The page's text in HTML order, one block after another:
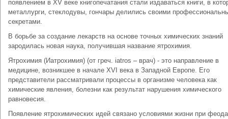
появлением в XV веке книгопечатания стали издаваться книги, в
металлурги, стеклодувы, гончары делились своими
секретами.
В борьбе за создание лекарств на основе точных химических знаний
зародилась новая наука, получившая название ятрохимия.
Ятрохимия (Иатрохимия) (от греч. iatros – врач) - это направление в
медицине, возникшее в начале XVI века в Западной Европе. Его
представители рассматривали процессы в организме человека как
химические явления, болезни как результат нарушения химического
равновесия.
Появление ятрохимических идей связано условиями жизни при